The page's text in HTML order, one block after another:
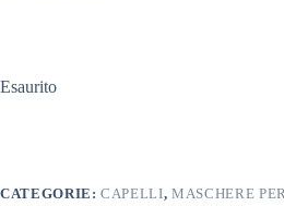
Esaurito
CATEGORIE:CAPELLI,MASCHERE